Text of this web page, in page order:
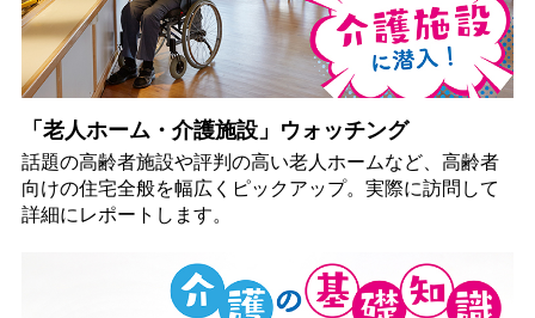
「老人ホーム・介護施設」ウォッチング
話題の高齢者施設や評判の高い老人ホームなど、高齢者
向けの住宅全般を幅広くピックアップ。実際に訪問して
詳細にレポートします。